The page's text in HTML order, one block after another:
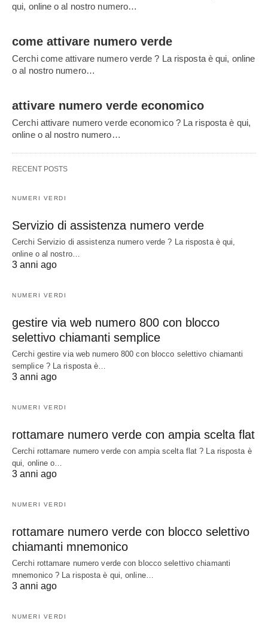
qui, online o al nostro numero…
come attivare numero verde
Cerchi come attivare numero verde ? La risposta è qui, online
o al nostro numero…
attivare numero verde economico
Cerchi attivare numero verde economico ? La risposta è qui,
online o al nostro numero…
RECENT POSTS
NUMERI VERDI
Servizio di assistenza numero verde
Cerchi Servizio di assistenza numero verde ? La risposta è qui,
online o al nostro…
3 anni ago
NUMERI VERDI
gestire via web numero 800 con blocco
selettivo chiamanti semplice
Cerchi gestire via web numero 800 con blocco selettivo chiamanti
semplice ? La risposta è…
3 anni ago
NUMERI VERDI
rottamare numero verde con ampia scelta flat
Cerchi rottamare numero verde con ampia scelta flat ? La risposta è
qui, online o…
3 anni ago
NUMERI VERDI
rottamare numero verde con blocco selettivo
chiamanti mnemonico
Cerchi rottamare numero verde con blocco selettivo chiamanti
mnemonico ? La risposta è qui, online…
3 anni ago
NUMERI VERDI